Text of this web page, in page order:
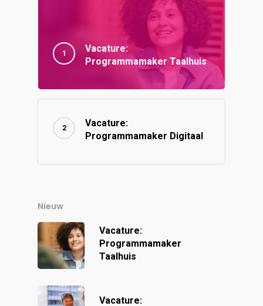
Vacature:
Programmamaker Taalhuis
Vacature:
Programmamaker Digitaal
Nieuw
Vacature:
Programmamaker
Taalhuis
Vacature: